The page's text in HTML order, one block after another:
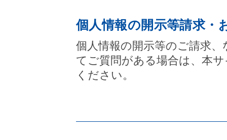
個人情報の開示等請求・
個人情報の開示等のご請求
てご質問がある場合は、本
ください。